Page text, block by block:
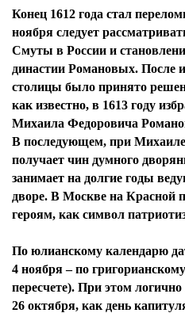
Конец 1612 года стал
ноября следует
Смуты в России и
династии Романовых. После
столицы было принято
как известно, в 1613 году
Михаила Федоровича
В последующем, при
получает чин думного
занимает на долгие годы
дворе. В Москве на Красной
героям, как символ
По юлианскому календарю
4 ноября – по
пересчете). При этом
26 октября, как день